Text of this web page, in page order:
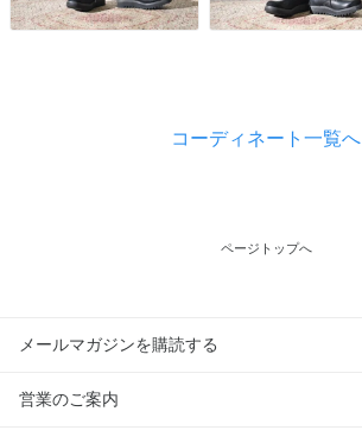
コーディネート一覧へ
ページトップへ
メールマガジンを購読する
営業のご案内